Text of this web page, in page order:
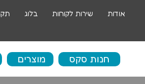
אודות שירות לקוחות בלוג
חנות סקס מוצרים